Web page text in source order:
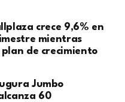
crece 9,6% en
mientras
de crecimiento
Jumbo
60